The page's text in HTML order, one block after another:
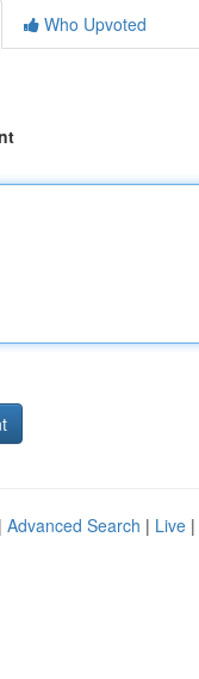
Who Upvoted
Advanced Search | Live |